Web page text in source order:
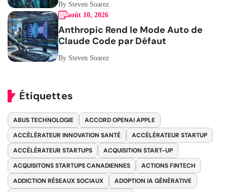
By Steven Soarez
août 10, 2026
Anthropic Rend le Mode Auto de
Claude Code par Défaut
By Steven Soarez
Étiquettes
ABUS TECHNOLOGIE
ACCORD OPENAI APPLE
ACCÉLÉRATEUR INNOVATION SANTÉ
ACCÉLÉRATEUR STARTUP
ACCÉLÉRATEUR STARTUPS
ACQUISITION START-UP
ACQUISITONS STARTUPS CANADIENNES
ACTIONS FINTECH
ADDICTION RÉSEAUX SOCIAUX
ADOPTION IA GÉNÉRATIVE